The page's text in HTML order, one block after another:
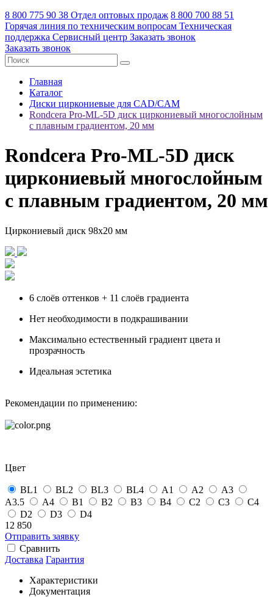
8 800 775 90 38 Отдел оптовых продаж 8 800 700 88 51
Горячая линия по техническим вопросам Техническая
поддержка Сервисный центр Заказать звонок
Заказать звонок
Главная
Каталог
Диски циркониевые для CAD/CAM
Rondcera Pro-ML-5D диск циркониевый многослойным
с плавным градиентом, 20 мм
Rondcera Pro-ML-5D диск
циркониевый многослойным
с плавным градиентом, 20 мм
Циркониевый диск 98х20 мм
6 слоёв оттенков + 11 слоёв градиента
Нет необходимости в подкрашивании
Максимально естественный градиент цвета и
прозрачность
Идеальная эстетика
Рекомендации по применению:
Цвет
BL1 BL2 BL3 BL4 А1 А2
А3
А3.5
А4 B1 B2 B3 B4 С2 С3
С4
D2
D3
D4
12 850
Отправить заявку
Сравнить
Доставка Гарантия
Характеристики
Документация